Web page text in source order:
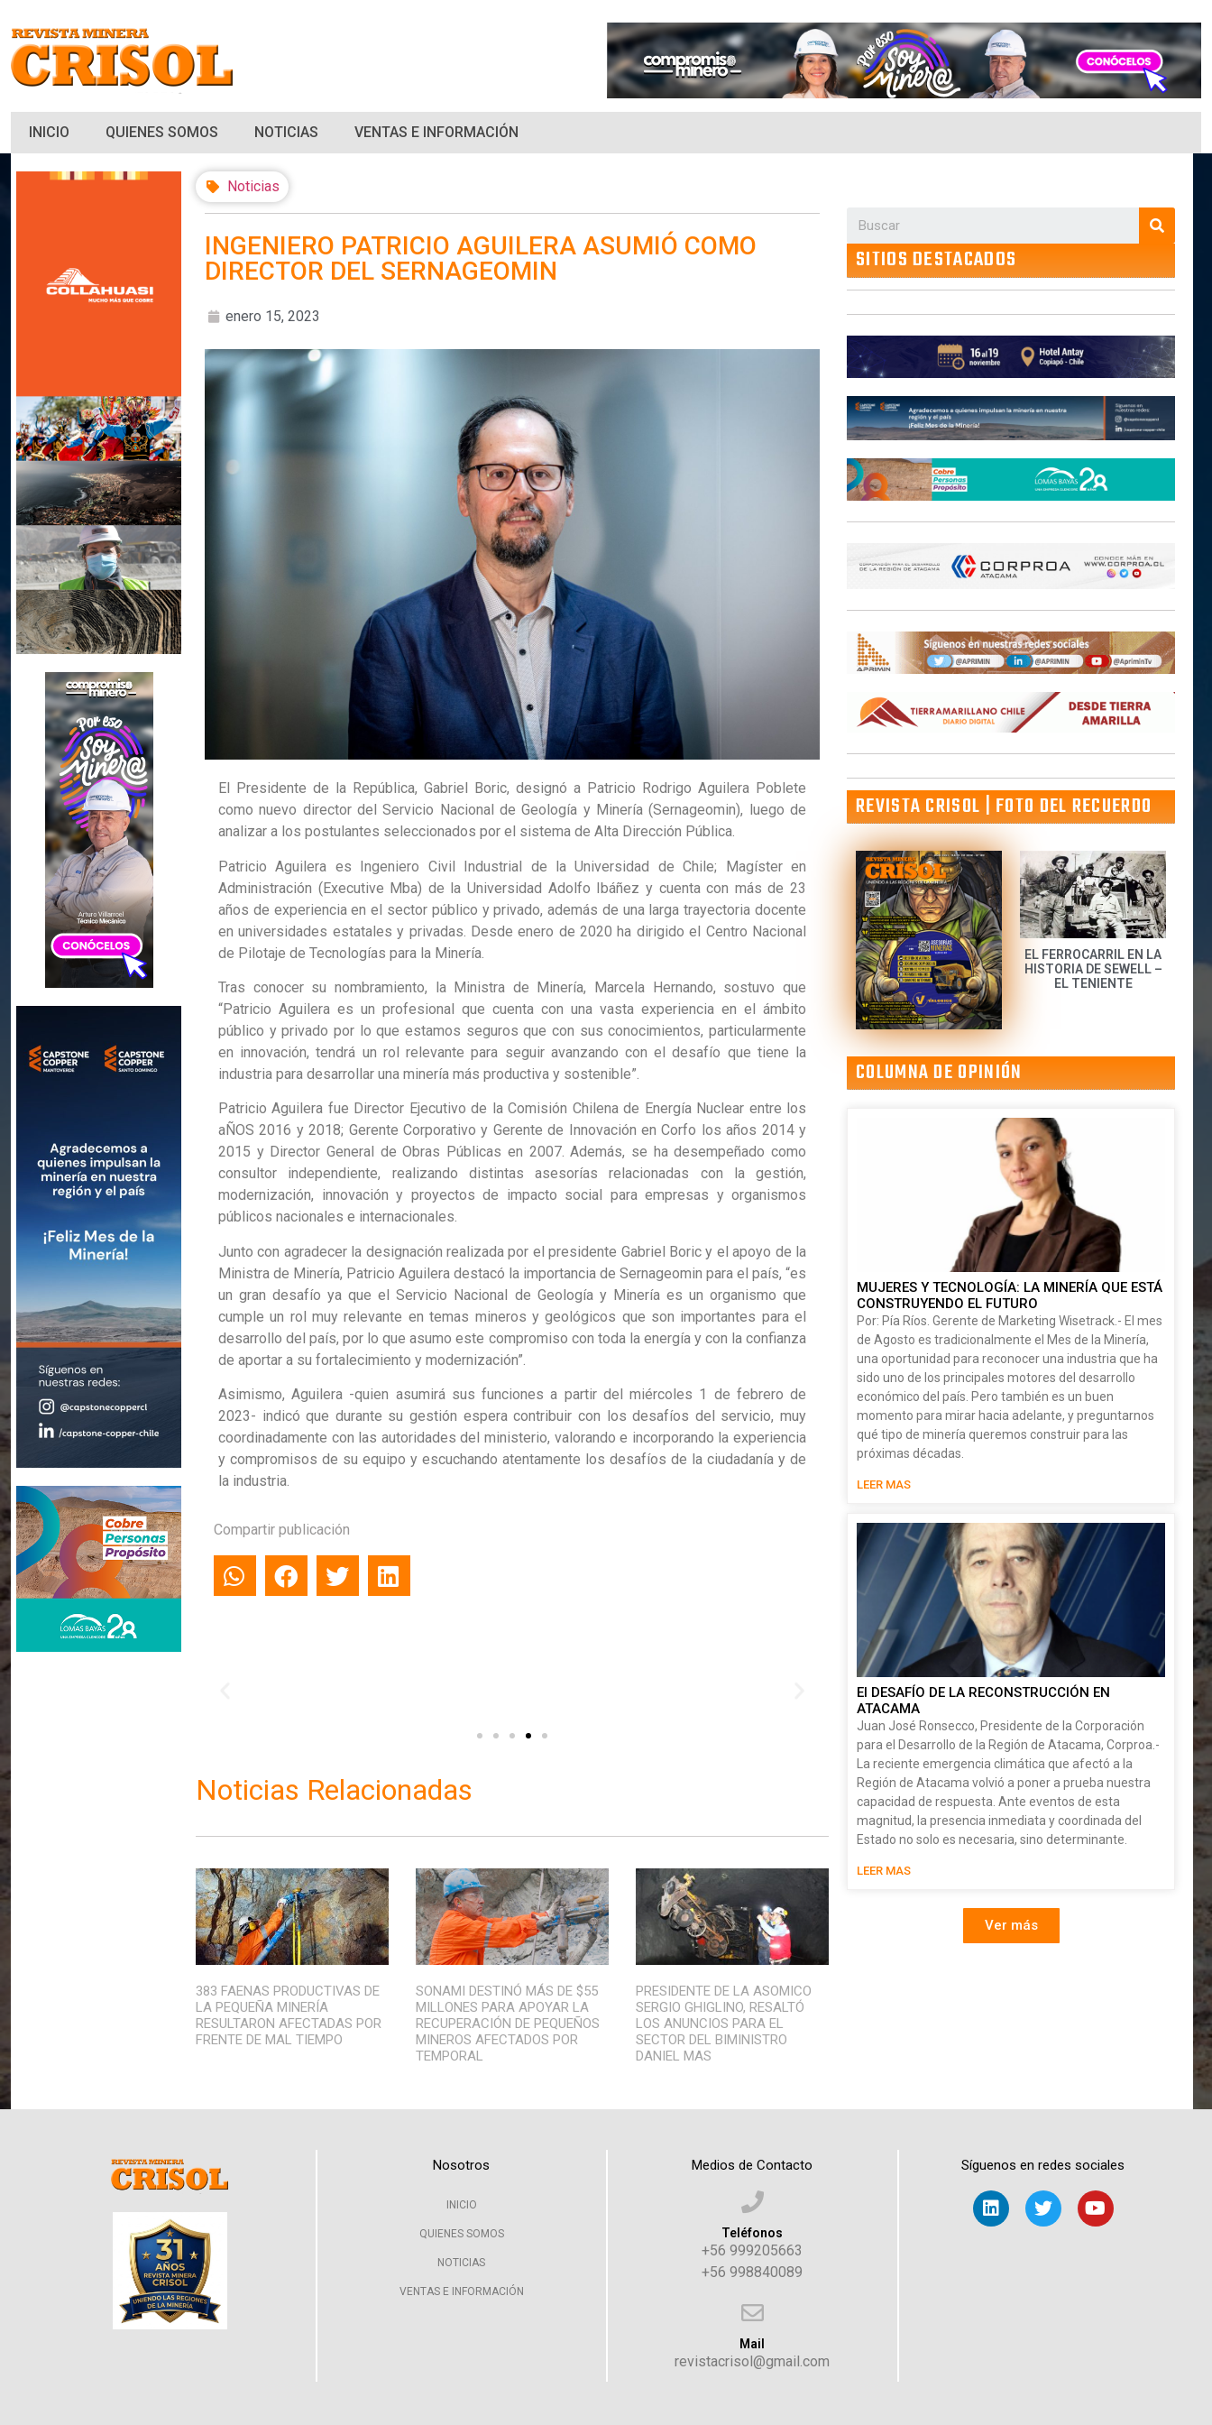
INICIO QUIENES SOMOS NOTICIAS VENTAS E INFORMACIÓN
Noticias
INGENIERO PATRICIO AGUILERA ASUMIÓ COMO
DIRECTOR DEL SERNAGEOMIN
enero 15, 2023
El Presidente de la República, Gabriel Boric, designó a Patricio Rodrigo Aguilera Poblete
como nuevo director del Servicio Nacional de Geología y Minería (Sernageomin), luego de
analizar a los postulantes seleccionados por el sistema de Alta Dirección Pública.
Patricio Aguilera es Ingeniero Civil Industrial de la Universidad de Chile; Magíster en
Administración (Executive Mba) de la Universidad Adolfo Ibáñez y cuenta con más de 23
años de experiencia en el sector público y privado, además de una larga trayectoria docente
en universidades estatales y privadas. Desde enero de 2020 ha dirigido el Centro Nacional
de Pilotaje de Tecnologías para la Minería.
Tras conocer su nombramiento, la Ministra de Minería, Marcela Hernando, sostuvo que
“Patricio Aguilera es un profesional que cuenta con una vasta experiencia en el ámbito
público y privado por lo que estamos seguros que con sus conocimientos, particularmente
en innovación, tendrá un rol relevante para seguir avanzando con el desafío que tiene la
industria para desarrollar una minería más productiva y sostenible”.
Patricio Aguilera fue Director Ejecutivo de la Comisión Chilena de Energía Nuclear entre los
aÑOS 2016 y 2018; Gerente Corporativo y Gerente de Innovación en Corfo los años 2014 y
2015 y Director General de Obras Públicas en 2007. Además, se ha desempeñado como
consultor independiente, realizando distintas asesorías relacionadas con la gestión,
modernización, innovación y proyectos de impacto social para empresas y organismos
públicos nacionales e internacionales.
Junto con agradecer la designación realizada por el presidente Gabriel Boric y el apoyo de la
Ministra de Minería, Patricio Aguilera destacó la importancia de Sernageomin para el país, “es
un gran desafío ya que el Servicio Nacional de Geología y Minería es un organismo que
cumple un rol muy relevante en temas mineros y geológicos que son importantes para el
desarrollo del país, por lo que asumo este compromiso con toda la energía y con la confianza
de aportar a su fortalecimiento y modernización”.
Asimismo, Aguilera -quien asumirá sus funciones a partir del miércoles 1 de febrero de
2023- indicó que durante su gestión espera contribuir con los desafíos del servicio, muy
coordinadamente con las autoridades del ministerio, valorando e incorporando la experiencia
y compromisos de su equipo y escuchando atentamente los desafíos de la ciudadanía y de
la industria.
Compartir publicación
Noticias Relacionadas
383 FAENAS PRODUCTIVAS DE
LA PEQUEÑA MINERÍA
RESULTARON AFECTADAS POR
FRENTE DE MAL TIEMPO
SONAMI DESTINÓ MÁS DE $55
MILLONES PARA APOYAR LA
RECUPERACIÓN DE PEQUEÑOS
MINEROS AFECTADOS POR
TEMPORAL
PRESIDENTE DE LA ASOMICO
SERGIO GHIGLINO, RESALTÓ
LOS ANUNCIOS PARA EL
SECTOR DEL BIMINISTRO
DANIEL MAS
SITIOS DESTACADOS
REVISTA CRISOL | FOTO DEL RECUERDO
EL FERROCARRIL EN LA
HISTORIA DE SEWELL –
EL TENIENTE
COLUMNA DE OPINIÓN
MUJERES Y TECNOLOGÍA: LA MINERÍA QUE ESTÁ
CONSTRUYENDO EL FUTURO
Por: Pía Ríos. Gerente de Marketing Wisetrack.- El mes
de Agosto es tradicionalmente el Mes de la Minería,
una oportunidad para reconocer una industria que ha
sido uno de los principales motores del desarrollo
económico del país. Pero también es un buen
momento para mirar hacia adelante, y preguntarnos
qué tipo de minería queremos construir para las
próximas décadas.
LEER MAS
El DESAFÍO DE LA RECONSTRUCCIÓN EN
ATACAMA
Juan José Ronsecco, Presidente de la Corporación
para el Desarrollo de la Región de Atacama, Corproa.-
La reciente emergencia climática que afectó a la
Región de Atacama volvió a poner a prueba nuestra
capacidad de respuesta. Ante eventos de esta
magnitud, la presencia inmediata y coordinada del
Estado no solo es necesaria, sino determinante.
LEER MAS
Ver más
Nosotros
INICIO
QUIENES SOMOS
NOTICIAS
VENTAS E INFORMACIÓN
Medios de Contacto
Teléfonos
+56 999205663
+56 998840089
Mail
revistacrisol@gmail.com
Síguenos en redes sociales